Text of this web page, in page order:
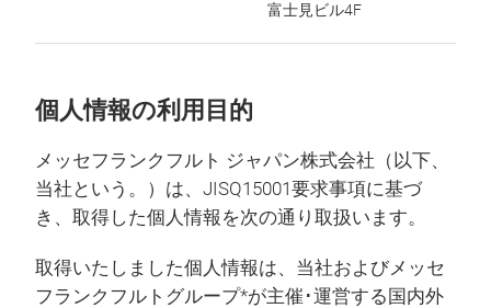
富士見ビル4F
個人情報の利用目的
メッセフランクフルト ジャパン株式会社（以下、
当社という。）は、JISQ15001要求事項に基づ
き、取得した個人情報を次の通り取扱います。
取得いたしました個人情報は、当社およびメッセ
フランクフルトグループ*が主催･運営する国内外